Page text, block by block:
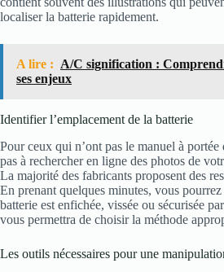
localiser la batterie rapidement.
A lire : A/C signification :
ses enjeux
Identifier l’emplacement de la batterie
Pour ceux qui n’ont pas le manuel à portée
pas à rechercher en ligne des photos de
La majorité des fabricants proposent des
En prenant quelques minutes, vous
batterie est enfichée, vissée ou sécurisée
vous permettra de choisir la méthode
Les outils nécessaires pour une